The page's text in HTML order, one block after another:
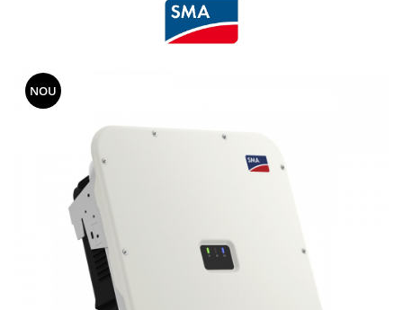
LVS
Deye
Fronius Reserva
Fronius Reserva Pro
NOU